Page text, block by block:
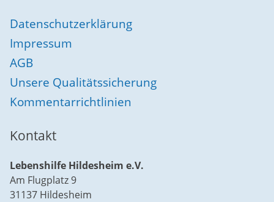
Datenschutzerklärung
Impressum
AGB
Unsere Qualitätssicherung
Kommentarrichtlinien
Kontakt
Lebenshilfe Hildesheim e.V.
Am Flugplatz 9
31137 Hildesheim